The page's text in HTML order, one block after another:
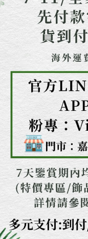
４．使用「AFTEE先享後
時審查核予不同之上限額
請求用戶進行身份認證。
５．嚴禁一人註冊多個帳
恩沛科技股份有限公司將